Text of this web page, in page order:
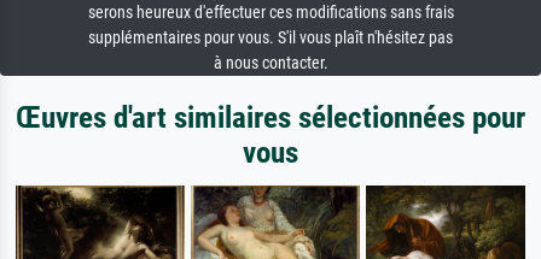
serons heureux d'effectuer ces modifications sans frais
supplémentaires pour vous. S'il vous plaît n'hésitez pas
à nous contacter.
Œuvres d'art similaires sélectionnées pour
vous